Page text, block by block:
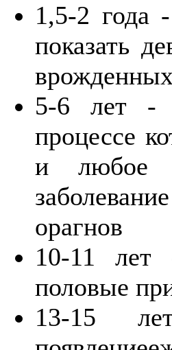
1,5-2 года
показать
5-6 лет -
процессе
и любое
орагнов
10-11 лет
половые
13-15